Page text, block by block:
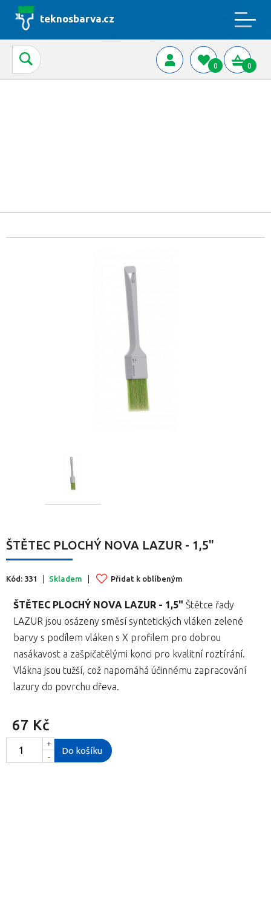
teknosbarva.cz
0 0
ŠTĚTEC PLOCHÝ NOVA LAZUR - 1,5"
Kód: 331 Skladem Přidat k oblíbeným
ŠTĚTEC PLOCHÝ NOVA LAZUR - 1,5" Štětce řady
LAZUR jsou osázeny směsí syntetických vláken zelené
barvy s podílem vláken s X profilem pro dobrou
nasákavost a zašpičatělými konci pro kvalitní roztírání.
Vlákna jsou tužší, což napomáhá účinnému zapracování
lazury do povrchu dřeva.
67 Kč
+
-
Do košíku